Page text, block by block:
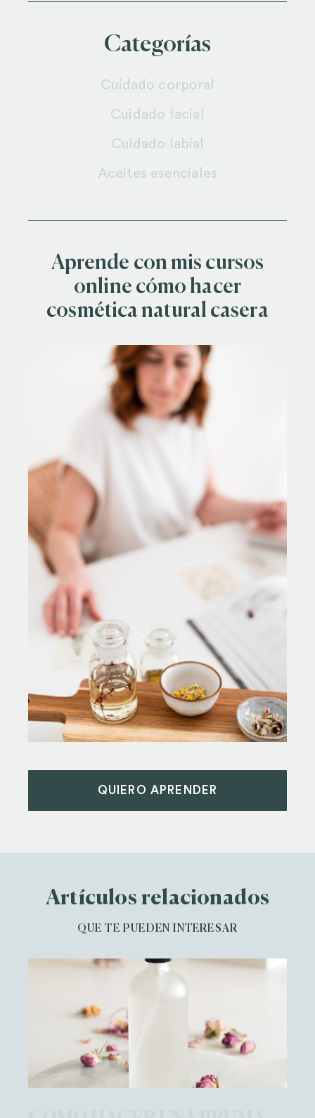
Categorías
Cuidado corporal
Cuidado facial
Cuidado labial
Aceites esenciales
Aprende con mis cursos
online cómo hacer
cosmética natural casera
QUIERO APRENDER
Artículos relacionados
QUE TE PUEDEN INTERESAR